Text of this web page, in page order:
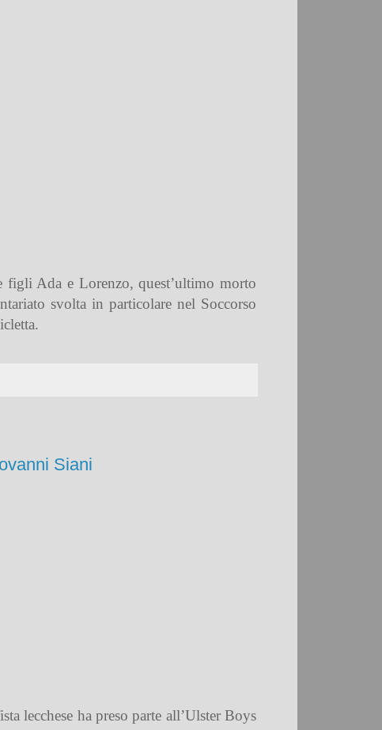
Ada e Lorenzo, quest’ultimo morto
svolta in particolare nel Soccorso
Siani
lecchese ha preso parte all’Ulster Boys